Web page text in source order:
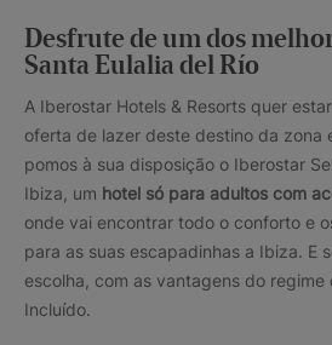
Desfrute de um dos
Santa Eulalia del Río
A Iberostar Hotels & Resorts quer
oferta de lazer deste destino da zona
pomos à sua disposição o Iberostar
Ibiza, um hotel só para adultos com
onde vai encontrar todo o conforto e
para as suas escapadinhas a Ibiza. E
escolha, com as vantagens do regime
Incluído.